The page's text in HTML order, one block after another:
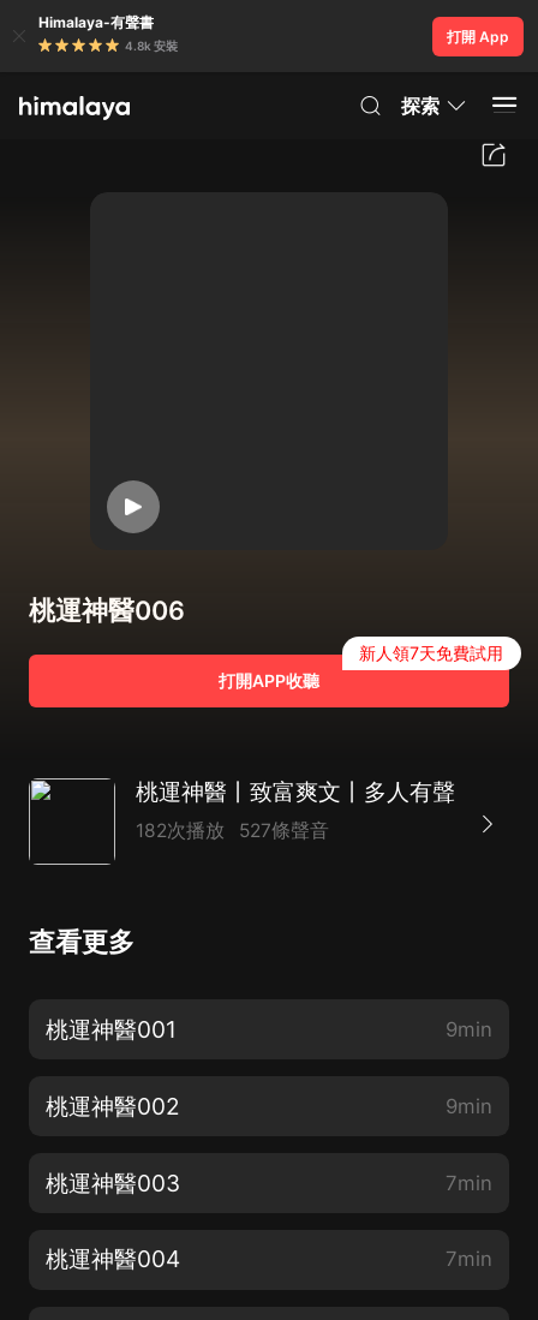
Himalaya-有聲書
4.8k 安裝
打開 App
探索
桃運神醫006
打開APP收聽
新人領7天免費試用
桃運神醫丨致富爽文丨多人有聲
182次播放 527條聲音
查看更多
桃運神醫001 9min
桃運神醫002 9min
桃運神醫003 7min
桃運神醫004 7min